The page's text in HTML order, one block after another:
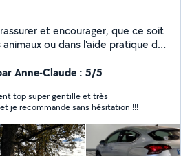
et encourager, que ce soit
ou dans l'aide pratique de
N'hésitez pas à me
plaisir de vous donner un coup de
Anne-Claude : 5/5
top super gentille et très
je recommande sans hésitation !!!